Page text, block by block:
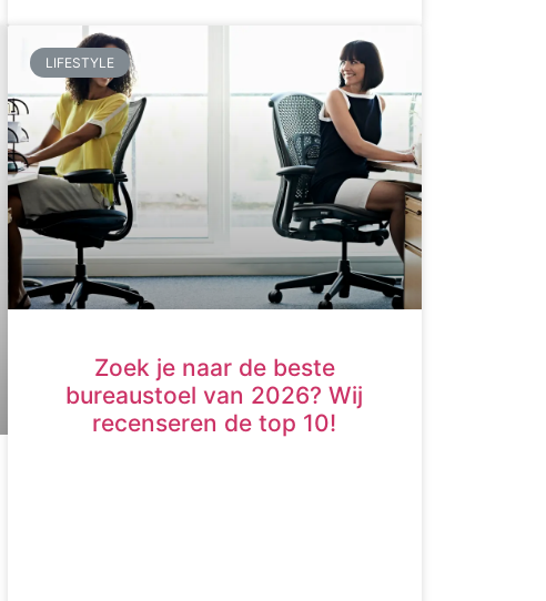
LIFESTYLE
Zoek je naar de beste
bureaustoel van 2026? Wij
recenseren de top 10!